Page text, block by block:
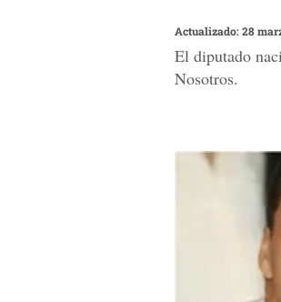
Actualizado: 28
El diputado
Nosotros.